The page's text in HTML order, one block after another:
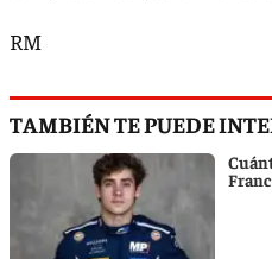
RM
TAMBIÉN TE PUEDE